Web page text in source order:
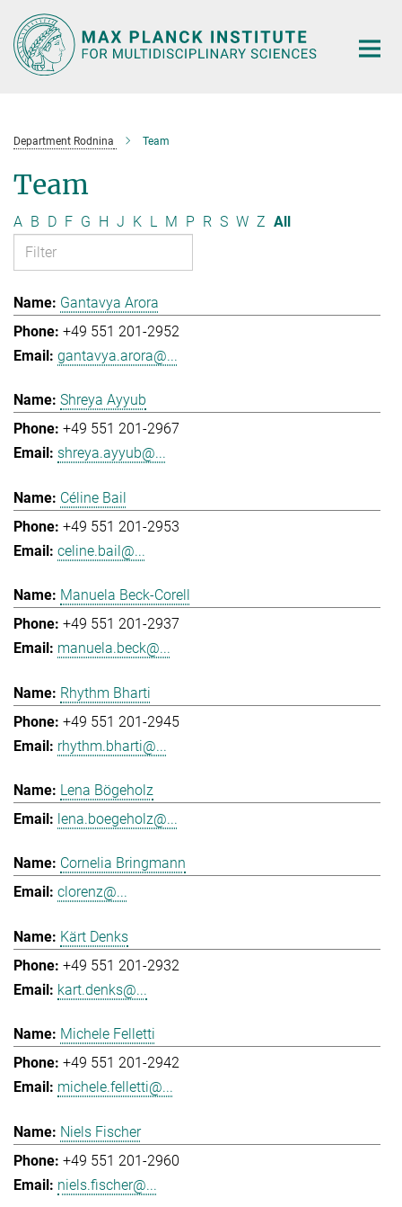
Main-
Content
Department Rodnina Team
Team
A B D F G H J K L M P R S W Z All
Gantavya Arora
+49 551 201-2952
gantavya.arora@...
Shreya Ayyub
+49 551 201-2967
shreya.ayyub@...
Céline Bail
+49 551 201-2953
celine.bail@...
Manuela Beck-Corell
+49 551 201-2937
manuela.beck@...
Rhythm Bharti
+49 551 201-2945
rhythm.bharti@...
Lena Bögeholz
lena.boegeholz@...
Cornelia Bringmann
clorenz@...
Kärt Denks
+49 551 201-2932
kart.denks@...
Michele Felletti
+49 551 201-2942
michele.felletti@...
Niels Fischer
+49 551 201-2960
niels.fischer@...